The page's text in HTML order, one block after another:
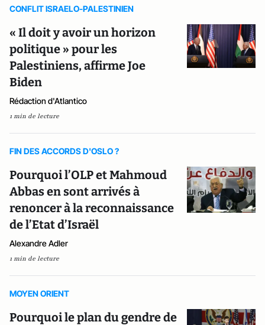
CONFLIT ISRAELO-PALESTINIEN
« Il doit y avoir un horizon
politique » pour les
Palestiniens, affirme Joe
Biden
Rédaction d'Atlantico
1 min de lecture
FIN DES ACCORDS D'OSLO ?
Pourquoi l’OLP et Mahmoud
Abbas en sont arrivés à
renoncer à la reconnaissance
de l’Etat d’Israël
Alexandre Adler
1 min de lecture
MOYEN ORIENT
Pourquoi le plan du gendre de